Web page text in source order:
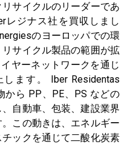
サイクルのリーダーであ
レジナス社を買収しまし
のヨーロッパでの環
サイクル製品の範囲が拡
ヤーネットワークを通じ
ます。 Iber Residentas
から PP、PE、PS などの
自動車、包装、建設業界
この動きは、エネルギー
ックを通じて二酸化炭素